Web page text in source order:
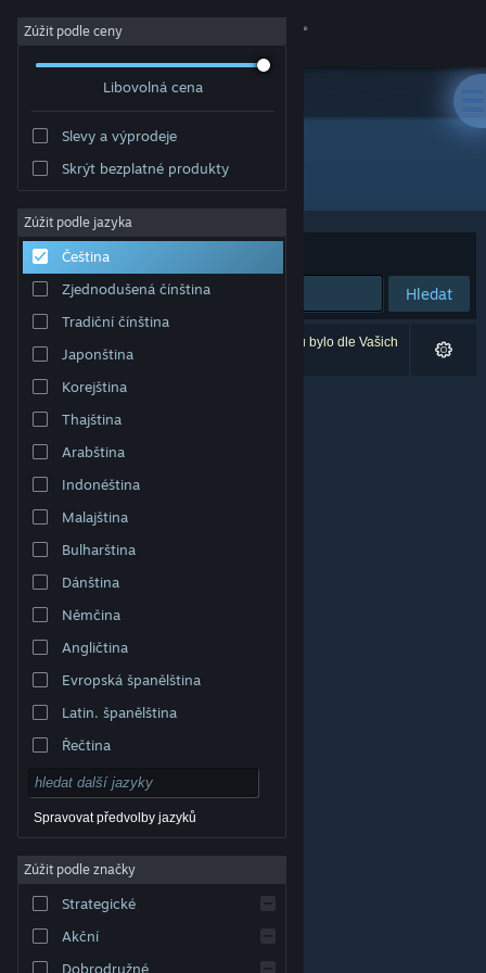
Přihlásit se
Komunita
Informace
Podpora
Změnit jazyk
Mobilní aplikace služby Steam
Desktopová verze stránky
© Valve Corporation. Všechna práva vyhrazena.
příslušných subjektů v USA a dalších zemích.
Smlouva o užívání služby Steam
Cookies
Zúžit podle ceny
Libovolná cena
Slevy a výprodeje
Skrýt bezplatné produkty
Zúžit podle jazyka
Čeština
Zjednodušená čínština
Tradiční čínština
Japonština
Korejština
Thajština
Arabština
Indonéština
Malajština
Bulharština
Dánština
Němčina
Angličtina
Evropská španělština
Latin. španělština
Řečtina
Spravovat předvolby jazyků
Zúžit podle značky
Strategické
Akční
Dobrodružné
Vydavatel: 黒子ラボ
Seřadit podle
Hledat
Vašemu zadání odpovídá 0 výsledků. 6 produktů bylo dle Vašich
předvoleb vyloučeno z výsledků vyhledávání.